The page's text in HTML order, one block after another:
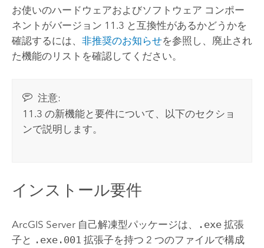
お使いのハードウェアおよびソフトウェア コンポー
ネントがバージョン 11.3 と互換性があるかどうかを
確認するには、 非推奨のお知らせを参照し、廃止され
た機能のリストを確認してください。
注意:
11.3 の新機能と要件について、以下のセクショ
ンで説明します。
インストール要件
ArcGIS Server自己解凍型パッケージは、 .exe拡張
子と .exe.001 拡張子を持つ 2 つのファイルで構成